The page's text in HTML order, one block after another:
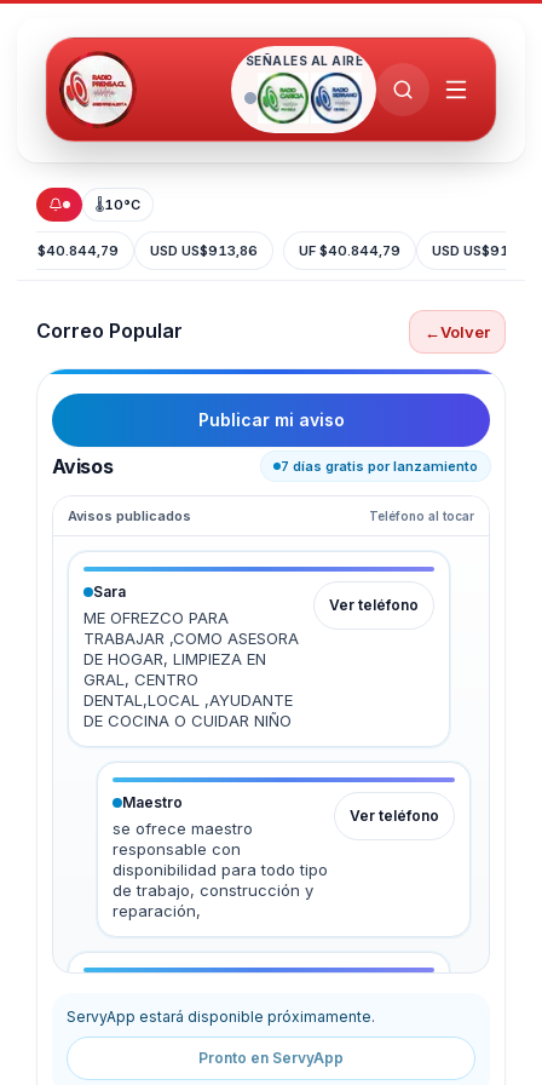
SEÑALES AL AIRE
🌡10°C
UF $40.844,79 USD US$913,86 UF $40.844,79 USD US$913,86
Correo Popular ←Volver
Publicar mi aviso
Avisos 7 días gratis por lanzamiento
Avisos publicados Teléfono al tocar
Sara
ME OFREZCO PARA
TRABAJAR ,COMO ASESORA
DE HOGAR, LIMPIEZA EN
GRAL, CENTRO
DENTAL,LOCAL ,AYUDANTE
DE COCINA O CUIDAR NIÑO
Ver teléfono
Maestro
se ofrece maestro
responsable con
disponibilidad para todo tipo
de trabajo, construcción y
reparación,
Ver teléfono
Vulcanización y lavado de
camiones ,engrases
vulcanización y lubricantes
en chocalan g60 km 1 media
ServyApp estará disponible próximamente.
Pronto en ServyApp